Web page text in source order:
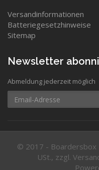
Versandinformationen
Batteriegesetzhinweise
Sitemap
Newsletter
Abmeldung jederzeit möglich
Email-
Adresse
© 2017 - Boardersbox
USt., zzgl.